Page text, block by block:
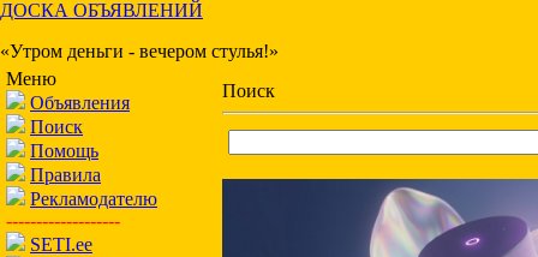
ДОСКА ОБЪЯВЛЕНИЙ
«Утром деньги - вечером стулья!»
Меню
Объявления
Поиск
Помощь
Правила
Рекламодателю
-------------------
SETI.ee
Поиск